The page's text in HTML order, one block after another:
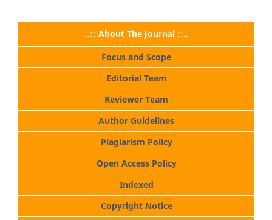
..:: About The Journal ::..
Focus and Scope
Editorial Team
Reviewer Team
Author Guidelines
Plagiarism Policy
Open Access Policy
Indexed
Copyright Notice